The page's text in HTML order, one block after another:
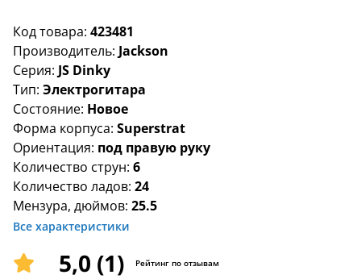
Код товара: 423481
Производитель: Jackson
Серия: JS Dinky
Тип: Электрогитара
Состояние: Новое
Форма корпуса: Superstrat
Ориентация: под правую руку
Количество струн: 6
Количество ладов: 24
Мензура, дюймов: 25.5
Все характеристики
5,0 (1) Рейтинг по отзывам